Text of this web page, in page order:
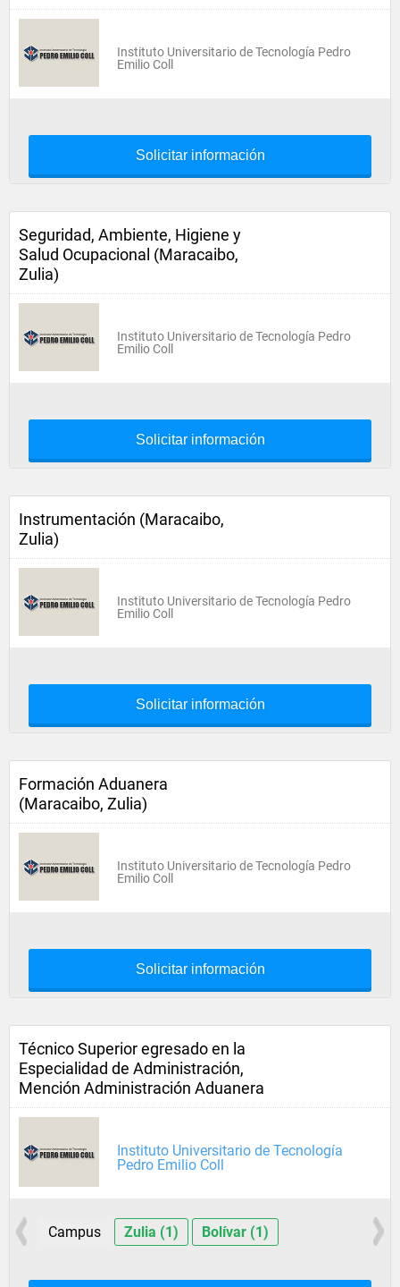
Instituto Universitario de Tecnología Pedro
Emilio Coll
Solicitar información
Seguridad, Ambiente, Higiene y
Salud Ocupacional (Maracaibo,
Zulia)
Instituto Universitario de Tecnología Pedro
Emilio Coll
Solicitar información
Instrumentación (Maracaibo,
Zulia)
Instituto Universitario de Tecnología Pedro
Emilio Coll
Solicitar información
Formación Aduanera
(Maracaibo, Zulia)
Instituto Universitario de Tecnología Pedro
Emilio Coll
Solicitar información
Técnico Superior egresado en la
Especialidad de Administración,
Mención Administración Aduanera
Instituto Universitario de Tecnología
Pedro Emilio Coll
Campus Zulia (1) Bolívar (1)